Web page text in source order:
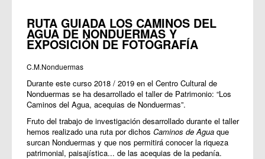
RUTA GUIADA LOS CAMINOS DEL
AGUA DE NONDUERMAS Y
EXPOSICIÓN DE FOTOGRAFÍA
C.M.Nonduermas
Durante este curso 2018 / 2019 en el Centro Cultural de
Nonduermas se ha desarrollado el taller de Patrimonio: “Los
Caminos del Agua, acequias de Nonduermas”.
Fruto del trabajo de investigación desarrollado durante el taller
hemos realizado una ruta por dichos Caminos de Agua que
surcan Nonduermas y que nos permitirá conocer la riqueza
patrimonial, paisajística... de las acequias de la pedanía.